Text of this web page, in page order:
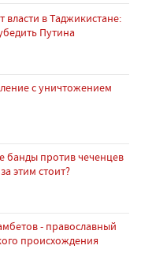
власти в Таджикистане:
Путина
с уничтожением
банды против чеченцев
этим стоит?
- православный
происхождения